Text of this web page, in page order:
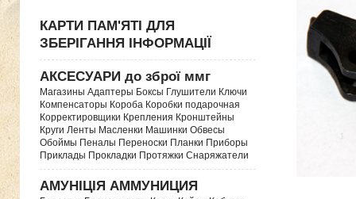
КАРТИ ПАМ'ЯТІ ДЛЯ
ЗБЕРІГАННЯ ІНФОРМАЦІЇ
АКСЕСУАРИ до зброї ммг
Магазины Адаптеры Боксы Глушители Ключи
Компенсаторы Короба Коробки подарочная
Корректировщики Крепления Кронштейны
Круги Ленты Масленки Машинки Обвесы
Обоймы Пеналы Переноски Планки Приборы
Приклады Прокладки Протяжки Снаряжатели
АМУНІЦІЯ АММУНИЦИЯ